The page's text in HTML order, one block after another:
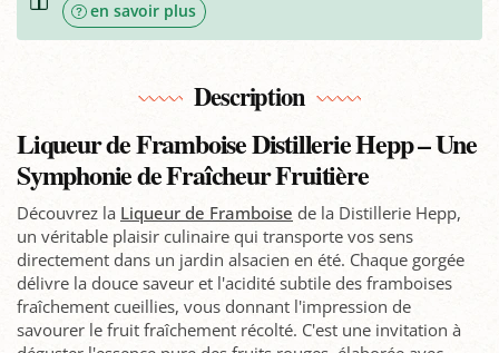
en savoir plus
Description
Liqueur de Framboise Distillerie Hepp – Une
Symphonie de Fraîcheur Fruitière
Découvrez la Liqueur de Framboise de la Distillerie Hepp,
un véritable plaisir culinaire qui transporte vos sens
directement dans un jardin alsacien en été. Chaque gorgée
délivre la douce saveur et l'acidité subtile des framboises
fraîchement cueillies, vous donnant l'impression de
savourer le fruit fraîchement récolté. C'est une invitation à